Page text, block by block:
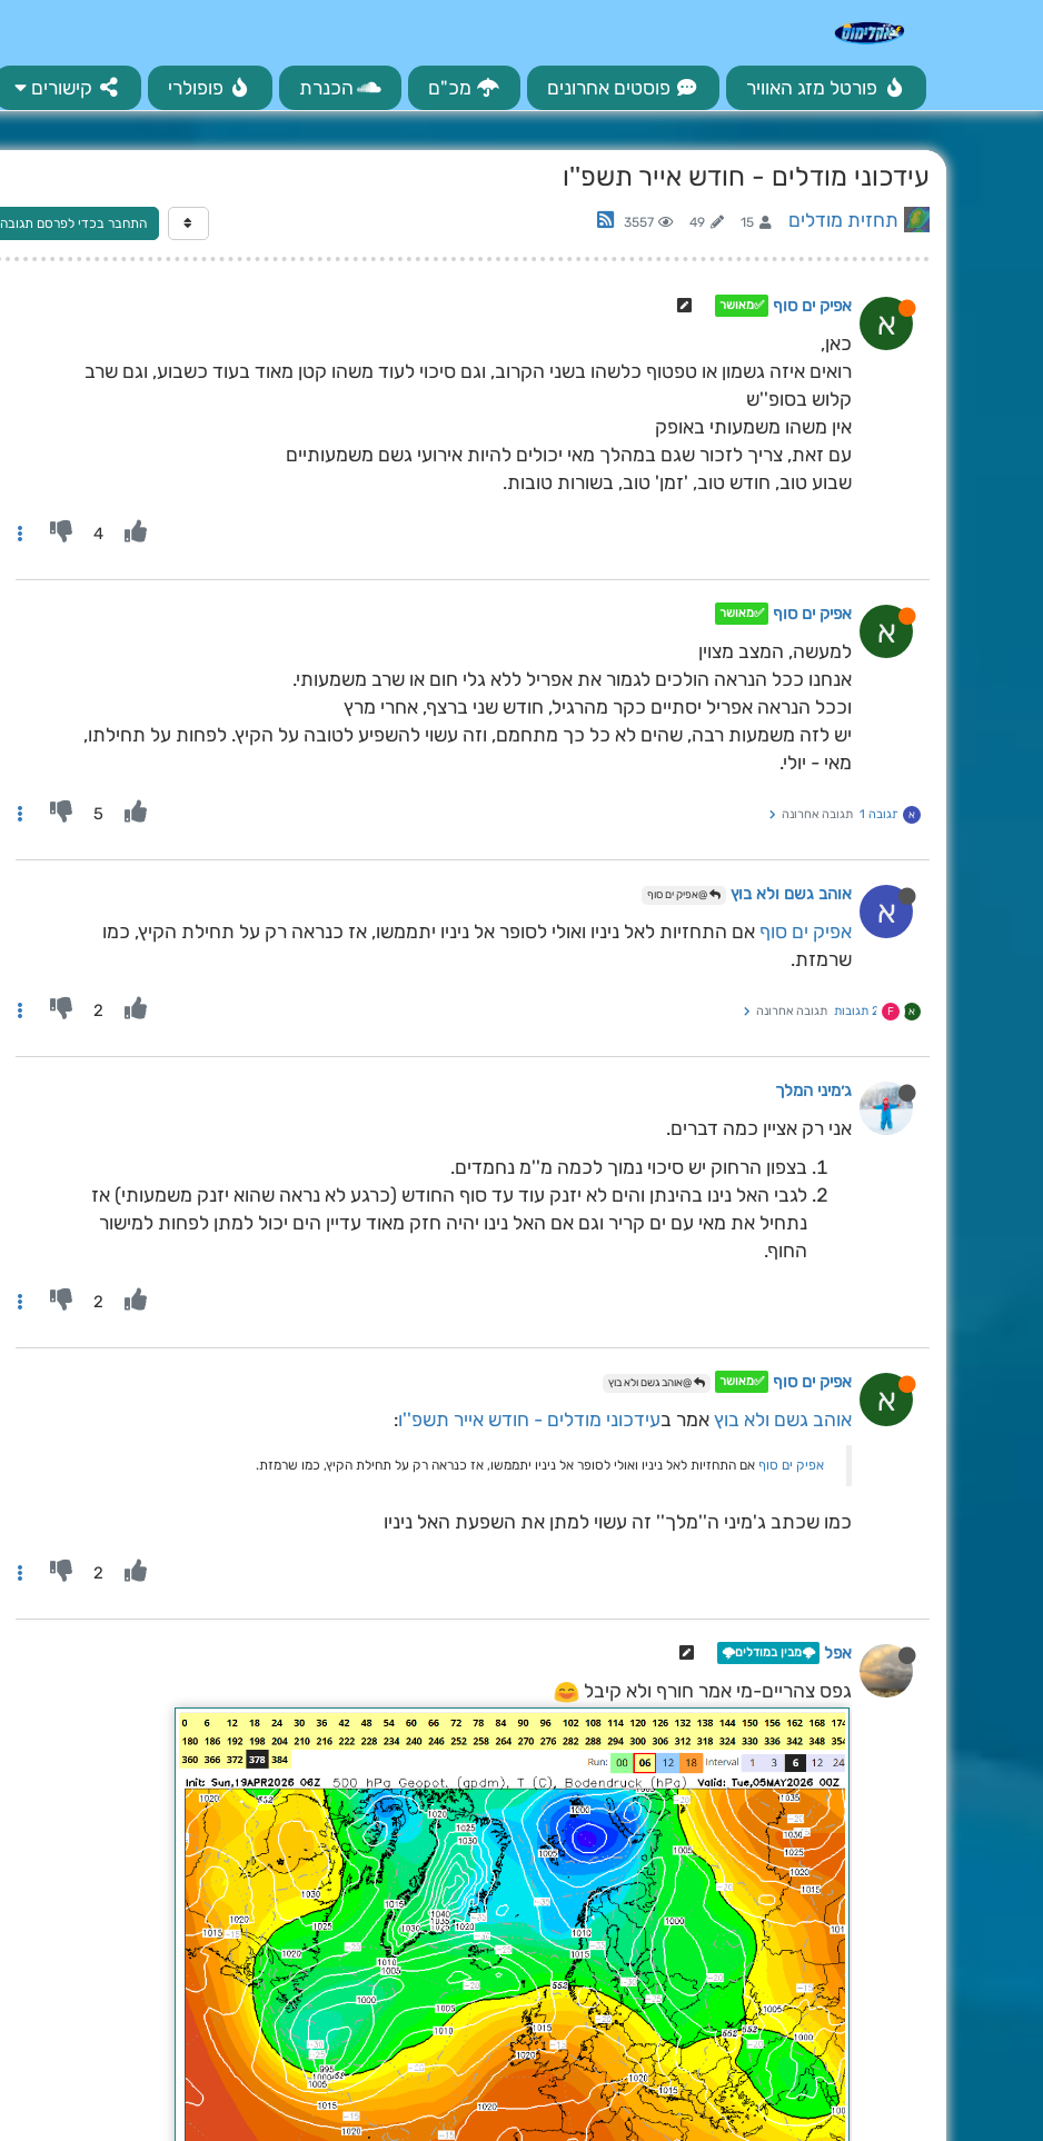
פורטל מזג האוויר פוסטים אחרונים מכ"ם הכנרת פופולרי קישורים
עידכוני מודלים - חודש אייר תשפ''ו
תחזית מודלים 15
49
3557 התחבר בכדי לפרסם תגובה
א אפיק ים סוף ✅מאושר
כאן,
רואים איזה גשמון או טפטוף כלשהו בשני הקרוב, וגם סיכוי לעוד משהו קטן מאוד בעוד כשבוע, וגם שרב
קלוש בסופ''ש
אין משהו משמעותי באופק
עם זאת, צריך לזכור שגם במהלך מאי יכולים להיות אירועי גשם משמעותיים
שבוע טוב, חודש טוב, 'זמן' טוב, בשורות טובות.
4
א אפיק ים סוף ✅מאושר
למעשה, המצב מצוין
אנחנו ככל הנראה הולכים לגמור את אפריל ללא גלי חום או שרב משמעותי.
וככל הנראה אפריל יסתיים כקר מהרגיל, חודש שני ברצף, אחרי מרץ
יש לזה משמעות רבה, שהים לא כל כך מתחמם, וזה עשוי להשפיע לטובה על הקיץ. לפחות על תחילתו,
מאי - יולי.
א תגובה 1 תגובה אחרונה 5
א אוהב גשם ולא בוץ @אפיק ים סוף
אפיק ים סוף אם התחזיות לאל ניניו ואולי לסופר אל ניניו יתממשו, אז כנראה רק על תחילת הקיץ, כמו
שרמזת.
א F 2 תגובות תגובה אחרונה 2
ג׳מיני המלך
אני רק אציין כמה דברים.
בצפון הרחוק יש סיכוי נמוך לכמה מ''מ נחמדים.
לגבי האל נינו בהינתן והים לא יזנק עוד עד סוף החודש (כרגע לא נראה שהוא יזנק משמעותי) אז
נתחיל את מאי עם ים קריר וגם אם האל נינו יהיה חזק מאוד עדיין הים יכול למתן לפחות למישור
החוף.
2
א אפיק ים סוף ✅מאושר @אוהב גשם ולא בוץ
אוהב גשם ולא בוץ אמר בעידכוני מודלים - חודש אייר תשפ''ו:
אפיק ים סוף אם התחזיות לאל ניניו ואולי לסופר אל ניניו יתממשו, אז כנראה רק על תחילת הקיץ, כמו שרמזת.
כמו שכתב ג'מיני ה''מלך'' זה עשוי למתן את השפעת האל ניניו
2
אפל 🌩️מבין במודלים🌩️
גפס צהריים-מי אמר חורף ולא קיבל